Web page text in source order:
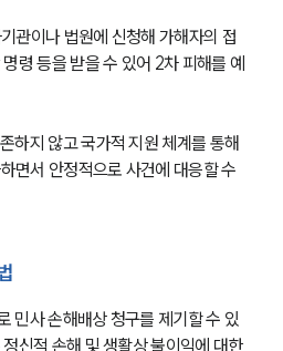
관이나 법원에 신청해 가해자의 접
령 등을 받을 수 있어 2차 피해를 예
하지 않고 국가적 지원 체계를 통해
면서 안정적으로 사건에 대응할 수
민사 손해배상 청구를 제기할 수 있
신적 손해 및 생활상 불이익에 대한